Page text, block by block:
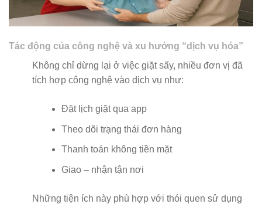
Tác động của công nghệ và xu hướng “dịch vụ hóa”
Không chỉ dừng lại ở việc giặt sấy, nhiều đơn vị đã
tích hợp công nghệ vào dịch vụ như:
Đặt lịch giặt qua app
Theo dõi trạng thái đơn hàng
Thanh toán không tiền mặt
Giao – nhận tận nơi
Những tiện ích này phù hợp với thói quen sử dụng